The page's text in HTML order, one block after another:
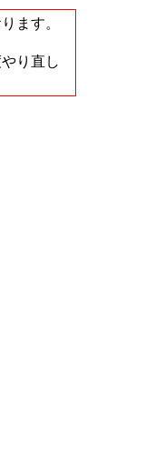
ます。
り直し